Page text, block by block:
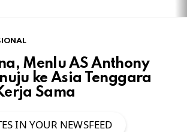
Menlu AS Anthony
ke Asia Tenggara
Sama
IN YOUR NEWSFEED